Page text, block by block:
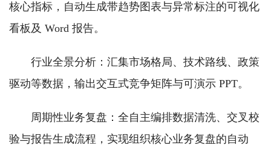
核心指标，自动生成带趋势图表与异常标注的可视化
看板及 Word 报告。
行业全景分析：汇集市场格局、技术路线、政策
驱动等数据，输出交互式竞争矩阵与可演示 PPT。
周期性业务复盘：全自主编排数据清洗、交叉校
验与报告生成流程，实现组织核心业务复盘的自动